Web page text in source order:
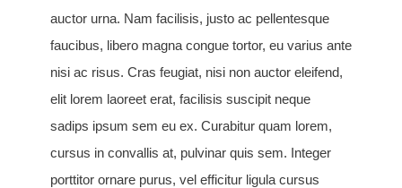
auctor urna. Nam facilisis, justo ac pellentesque
faucibus, libero magna congue tortor, eu varius ante
nisi ac risus. Cras feugiat, nisi non auctor eleifend,
elit lorem laoreet erat, facilisis suscipit neque
sadips ipsum sem eu ex. Curabitur quam lorem,
cursus in convallis at, pulvinar quis sem. Integer
porttitor ornare purus, vel efficitur ligula cursus